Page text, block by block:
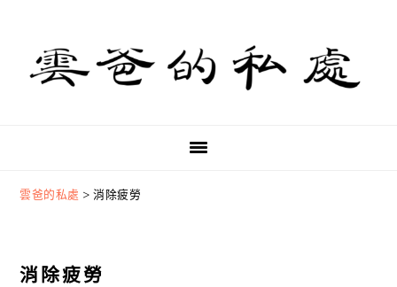
primary
navigation
content
primary
sidebar
雲爸的私處 >消除疲勞
消除疲勞